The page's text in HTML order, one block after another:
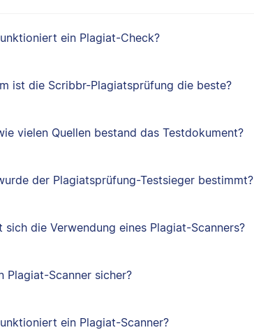
ein Plagiat-Check?
ist die Scribbr-Plagiatsprüfung die beste?
vielen Quellen bestand das Testdokument?
der Plagiatsprüfung-Testsieger bestimmt?
sich die Verwendung eines Plagiat-Scanners?
Plagiat-Scanner sicher?
ein Plagiat-Scanner?